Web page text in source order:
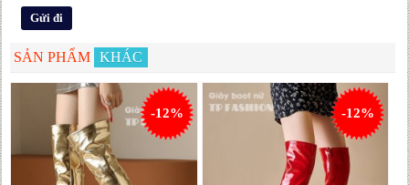
SẢN PHẨM KHÁC
-12% -12%